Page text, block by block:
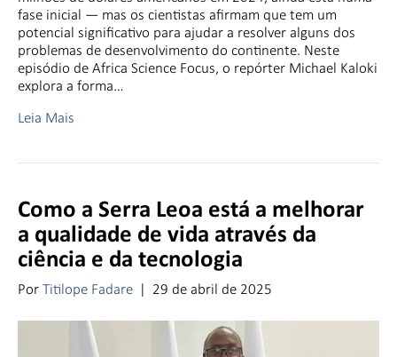
fase inicial — mas os cientistas afirmam que tem um
potencial significativo para ajudar a resolver alguns dos
problemas de desenvolvimento do continente. Neste
episódio de Africa Science Focus, o repórter Michael Kaloki
explora a forma…
Leia Mais
Como a Serra Leoa está a melhorar
a qualidade de vida através da
ciência e da tecnologia
PorTitilope Fadare | 29 de abril de 2025